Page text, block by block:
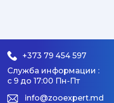
+373 79 454 597
Служба информации :
с 9 до 17:00 Пн-Пт
info@zooexpert.md